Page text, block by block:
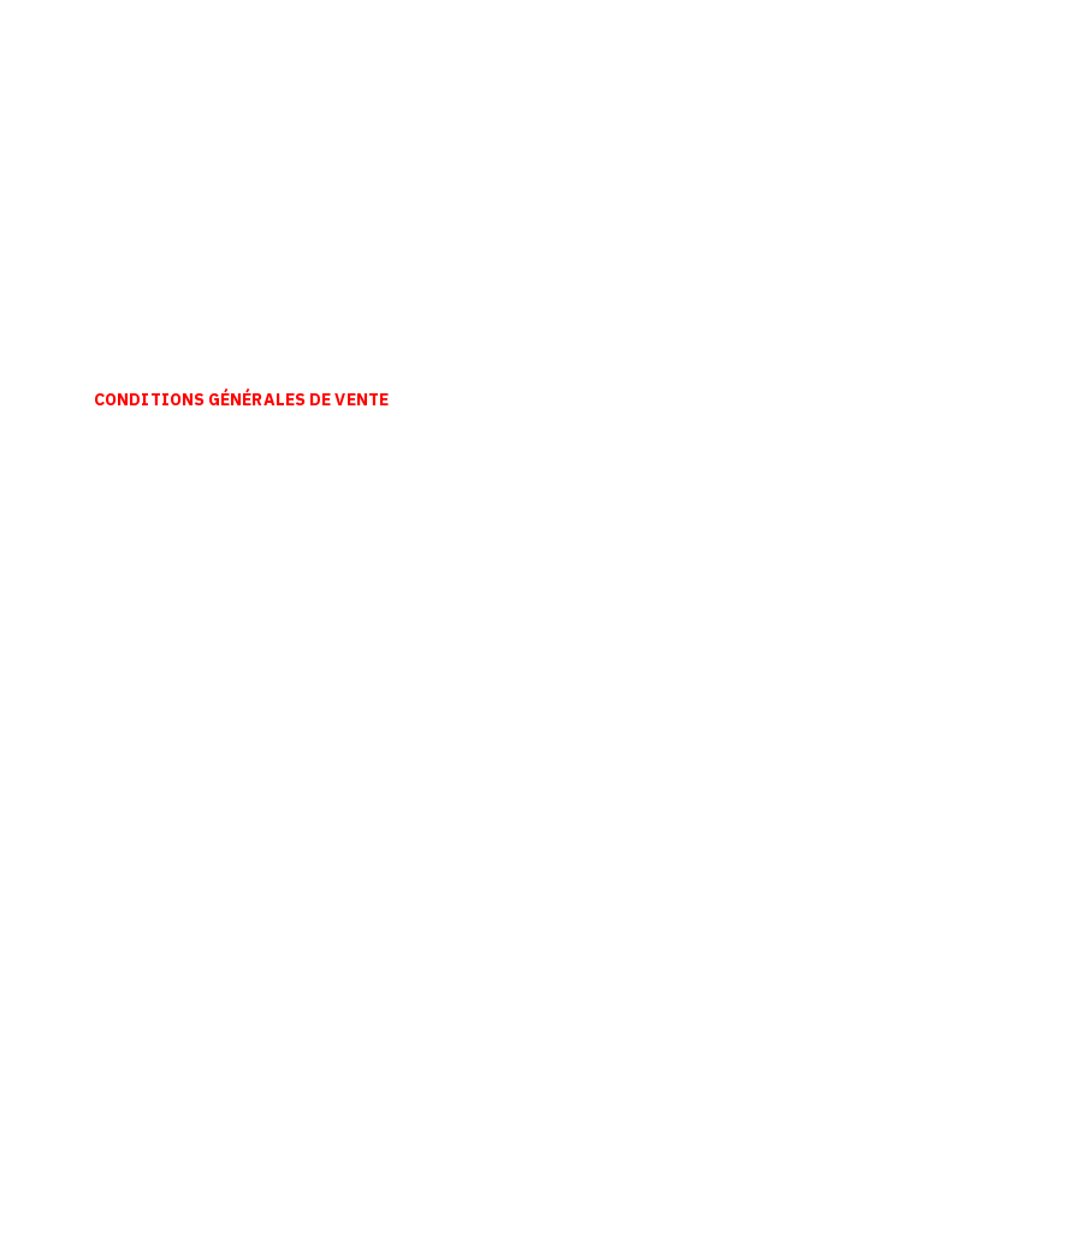
CONDITIONS GÉNÉRALES DE VENTE